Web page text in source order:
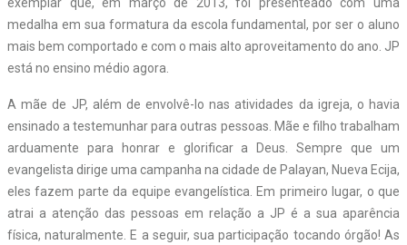
medalha em sua formatura da escola fundamental, por ser o aluno
mais bem comportado e com o mais alto aproveitamento do ano. JP
está no ensino médio agora.
A mãe de JP, além de envolvê-lo nas atividades da igreja, o havia
ensinado a testemunhar para outras pessoas. Mãe e filho trabalham
arduamente para honrar e glorificar a Deus. Sempre que um
evangelista dirige uma campanha na cidade de Palayan, Nueva Ecija,
eles fazem parte da equipe evangelística. Em primeiro lugar, o que
atrai a atenção das pessoas em relação a JP é a sua aparência
física, naturalmente. E a seguir, sua participação tocando órgão! As